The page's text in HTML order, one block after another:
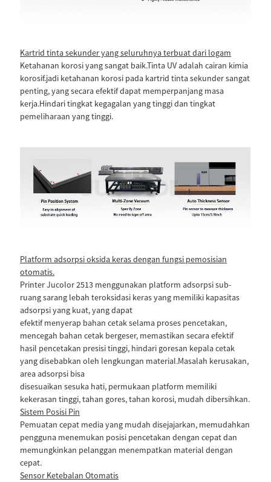
Kartrid tinta sekunder yang seluruhnya terbuat dari logam
Ketahanan korosi yang sangat baik.Tinta UV adalah cairan kimia
korosif.jadi ketahanan korosi pada kartrid tinta sekunder sangat
penting, yang secara efektif dapat memperpanjang masa
kerja.Hindari tingkat kegagalan yang tinggi dan tingkat
pemeliharaan yang tinggi.
Platform adsorpsi oksida keras dengan fungsi pemosisian
otomatis.
Printer Jucolor 2513 menggunakan platform adsorpsi sub-
ruang sarang lebah teroksidasi keras yang memiliki kapasitas
adsorpsi yang kuat, yang dapat
efektif menyerap bahan cetak selama proses pencetakan,
mencegah bahan cetak bergeser, memastikan secara efektif
hasil pencetakan presisi tinggi, hindari goresan kepala cetak
yang disebabkan oleh lengkungan material.Masalah kerusakan,
area adsorpsi bisa
disesuaikan sesuka hati, permukaan platform memiliki
kekerasan tinggi, tahan gores, tahan korosi, mudah dibersihkan.
Sistem Posisi Pin
Pemuatan cepat media yang mudah disejajarkan, memudahkan
pengguna menemukan posisi pencetakan dengan cepat dan
memungkinkan pelanggan menempatkan material dengan
cepat.
Sensor Ketebalan Otomatis